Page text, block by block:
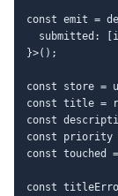
const emit =
submitted:
}>();
const store =
const title =
const
const priority
const
const